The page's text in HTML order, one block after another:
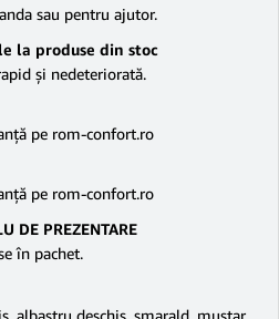
sau pentru ajutor.
la produse din stoc
şi nedeteriorată.
pe rom-confort.ro
pe rom-confort.ro
DE PREZENTARE
în pachet.
albastru deschis smarald mustar,